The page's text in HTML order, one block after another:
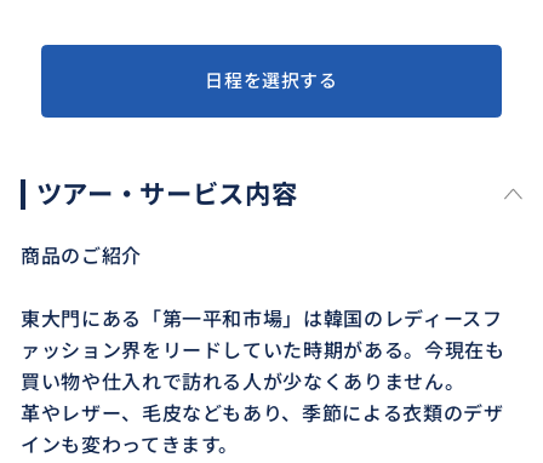
日程を選択する
ツアー・サービス内容
商品のご紹介
東大門にある「第一平和市場」は韓国のレディースフ
ァッション界をリードしていた時期がある。今現在も
買い物や仕入れで訪れる人が少なくありません。
革やレザー、毛皮などもあり、季節による衣類のデザ
インも変わってきます。